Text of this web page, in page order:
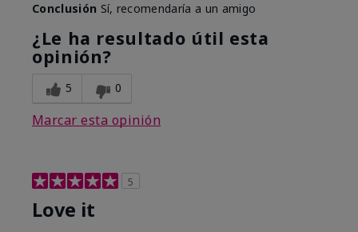
Conclusión Sí, recomendaría a un amigo
¿Le ha resultado útil esta
opinión?
5 0
Marcar esta opinión
5
Love it